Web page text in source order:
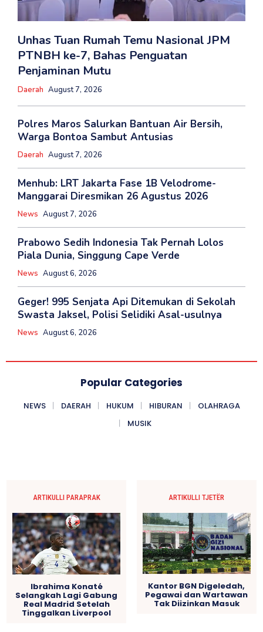
Unhas Tuan Rumah Temu Nasional JPM
PTNBH ke-7, Bahas Penguatan
Penjaminan Mutu
Daerah August 7, 2026
Polres Maros Salurkan Bantuan Air Bersih,
Warga Bontoa Sambut Antusias
Daerah August 7, 2026
Menhub: LRT Jakarta Fase 1B Velodrome-
Manggarai Diresmikan 26 Agustus 2026
News August 7, 2026
Prabowo Sedih Indonesia Tak Pernah Lolos
Piala Dunia, Singgung Cape Verde
News August 6, 2026
Geger! 995 Senjata Api Ditemukan di Sekolah
Swasta Jaksel, Polisi Selidiki Asal-usulnya
News August 6, 2026
Popular Categories
NEWS DAERAH HUKUM HIBURAN
OLAHRAGA
MUSIK
ARTIKULLI PARAPRAK
Ibrahima Konaté
Selangkah Lagi Gabung
Real Madrid Setelah
Tinggalkan Liverpool
ARTIKULLI TJETËR
Kantor BGN Digeledah,
Pegawai dan Wartawan
Tak Diizinkan Masuk